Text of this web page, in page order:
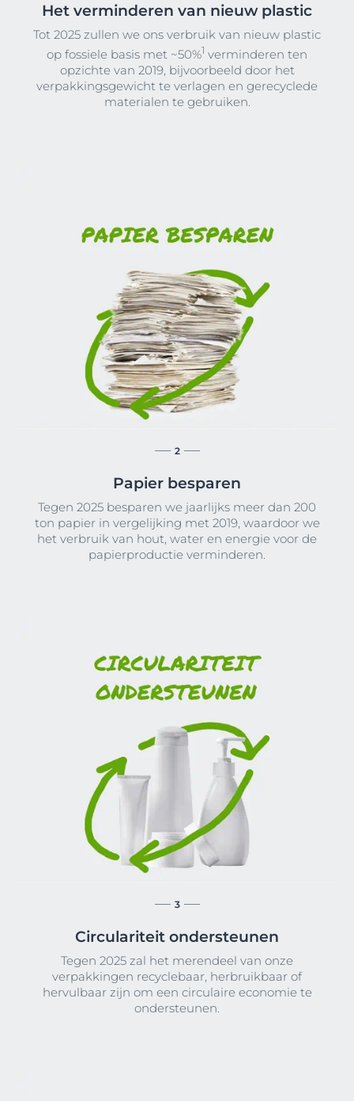
Het verminderen van nieuw plastic
Tot 2025 zullen we ons verbruik van nieuw plastic
op fossiele basis met ~50%1 verminderen ten
opzichte van 2019, bijvoorbeeld door het
verpakkingsgewicht te verlagen en gerecyclede
materialen te gebruiken.
2
Papier besparen
Tegen 2025 besparen we jaarlijks meer dan 200
ton papier in vergelijking met 2019, waardoor we
het verbruik van hout, water en energie voor de
papierproductie verminderen.
3
Circulariteit ondersteunen
Tegen 2025 zal het merendeel van onze
verpakkingen recyclebaar, herbruikbaar of
hervulbaar zijn om een circulaire economie te
ondersteunen.